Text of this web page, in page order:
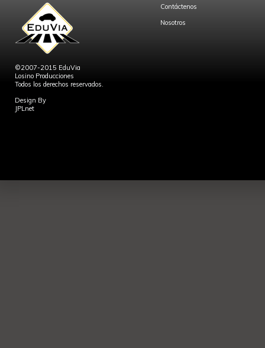
©2007-2015 EduVia
Losino Producciones
Todos los derechos reservados.
Design By
JPLnet
Contáctenos
Nosotros